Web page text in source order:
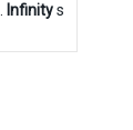
Infinitys